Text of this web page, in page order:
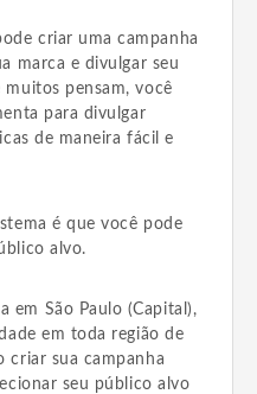
criar uma campanha
marca e divulgar seu
pensam, você
para divulgar
de maneira fácil e
é que você pode
alvo.
em São Paulo (Capital),
em toda região de
criar sua campanha
seu público alvo